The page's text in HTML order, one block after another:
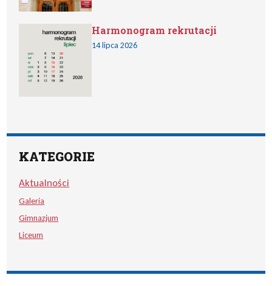
Harmonogram rekrutacji
14 lipca 2026
KATEGORIE
Aktualności
Galeria
Gimnazjum
Liceum